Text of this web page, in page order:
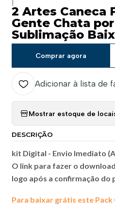
2 Artes Caneca
Gente Chata
Sublimação
Comprar agora
Adicionar à lista de
Mostrar estoque de
DESCRIÇÃO
kit Digital - Envio Imediato
O link para fazer o
logo após a confirmação do
Para baixar grátis este